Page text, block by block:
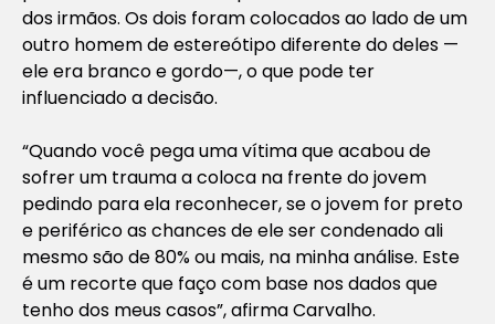
dos irmãos. Os dois foram colocados ao lado de um
outro homem de estereótipo diferente do deles —
ele era branco e gordo—, o que pode ter
influenciado a decisão.
“Quando você pega uma vítima que acabou de
sofrer um trauma a coloca na frente do jovem
pedindo para ela reconhecer, se o jovem for preto
e periférico as chances de ele ser condenado ali
mesmo são de 80% ou mais, na minha análise. Este
é um recorte que faço com base nos dados que
tenho dos meus casos”, afirma Carvalho.